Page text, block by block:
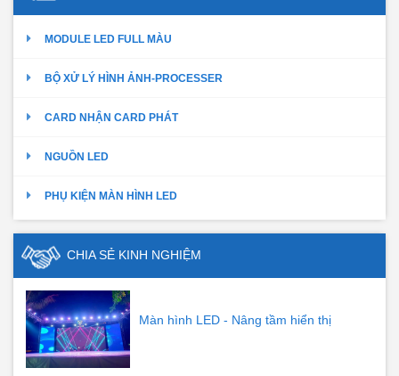
MODULE LED FULL MÀU
BỘ XỬ LÝ HÌNH ẢNH-PROCESSER
CARD NHẬN CARD PHÁT
NGUỒN LED
PHỤ KIỆN MÀN HÌNH LED
CHIA SẺ KINH NGHIỆM
Màn hình LED - Nâng tầm hiển thị